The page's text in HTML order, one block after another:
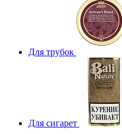
Для трубок
Для сигарет